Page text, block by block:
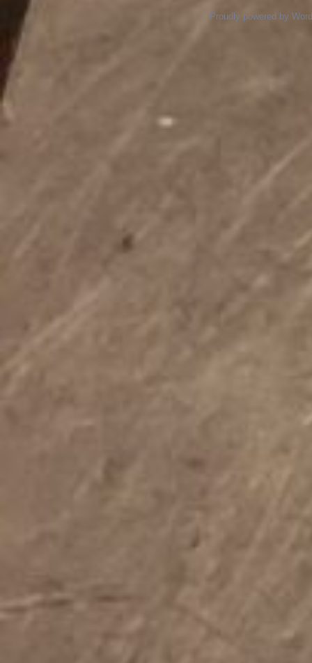
Proudly powered by